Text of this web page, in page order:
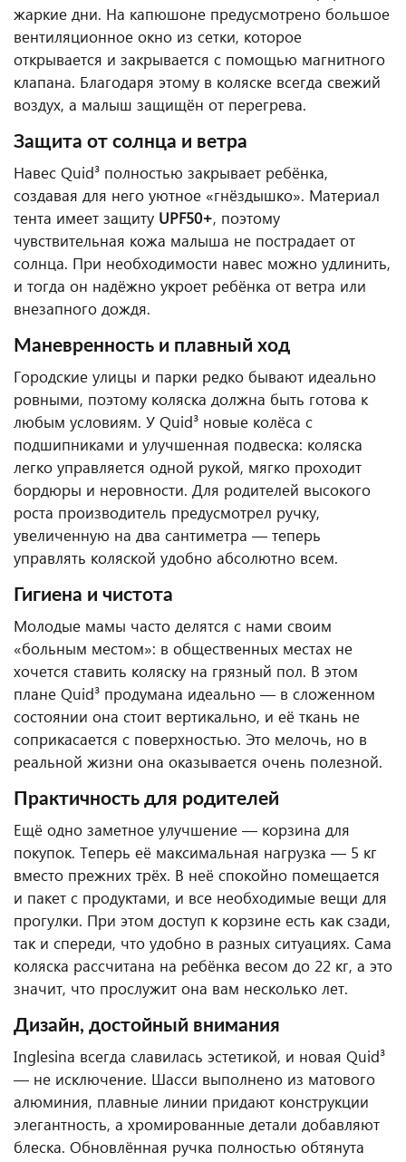
жаркие дни. На капюшоне предусмотрено большое
вентиляционное окно из сетки, которое
открывается и закрывается с помощью магнитного
клапана. Благодаря этому в коляске всегда свежий
воздух, а малыш защищён от перегрева.
Защита от солнца и ветра
Навес Quid³ полностью закрывает ребёнка,
создавая для него уютное «гнёздышко». Материал
тента имеет защиту UPF50+, поэтому
чувствительная кожа малыша не пострадает от
солнца. При необходимости навес можно удлинить,
и тогда он надёжно укроет ребёнка от ветра или
внезапного дождя.
Маневренность и плавный ход
Городские улицы и парки редко бывают идеально
ровными, поэтому коляска должна быть готова к
любым условиям. У Quid³ новые колёса с
подшипниками и улучшенная подвеска: коляска
легко управляется одной рукой, мягко проходит
бордюры и неровности. Для родителей высокого
роста производитель предусмотрел ручку,
увеличенную на два сантиметра — теперь
управлять коляской удобно абсолютно всем.
Гигиена и чистота
Молодые мамы часто делятся с нами своим
«больным местом»: в общественных местах не
хочется ставить коляску на грязный пол. В этом
плане Quid³ продумана идеально — в сложенном
состоянии она стоит вертикально, и её ткань не
соприкасается с поверхностью. Это мелочь, но в
реальной жизни она оказывается очень полезной.
Практичность для родителей
Ещё одно заметное улучшение — корзина для
покупок. Теперь её максимальная нагрузка — 5 кг
вместо прежних трёх. В неё спокойно помещается
и пакет с продуктами, и все необходимые вещи для
прогулки. При этом доступ к корзине есть как сзади,
так и спереди, что удобно в разных ситуациях. Сама
коляска рассчитана на ребёнка весом до 22 кг, а это
значит, что прослужит она вам несколько лет.
Дизайн, достойный внимания
Inglesina всегда славилась эстетикой, и новая Quid³
— не исключение. Шасси выполнено из матового
алюминия, плавные линии придают конструкции
элегантность, а хромированные детали добавляют
блеска. Обновлённая ручка полностью обтянута